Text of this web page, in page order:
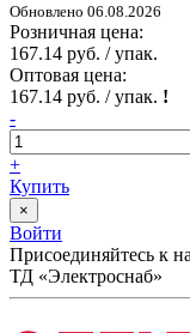
Обновлено 06.08.2026
Розничная цена:
167.14 руб. / упак.
Оптовая цена:
167.14 руб. / упак. !
-
+
Купить
×
Войти
Присоединяйтесь к
ТД «Электроснаб»